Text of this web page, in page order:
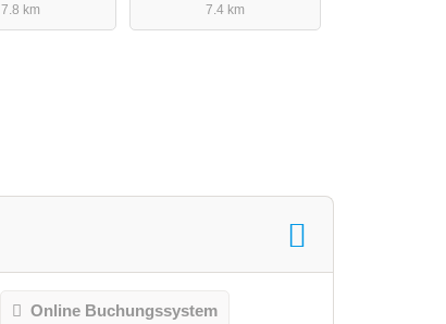
7.8 km
7.4 km
Online Buchungssystem